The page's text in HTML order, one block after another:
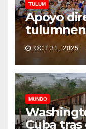
TULUM
Apoyo
OCT 31, 2025
MUNDO
Cuba